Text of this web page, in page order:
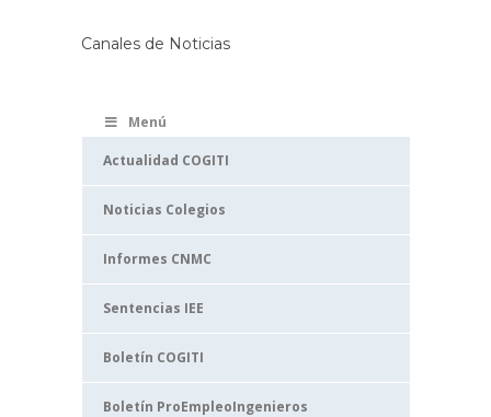
Canales de Noticias
Menú
Actualidad COGITI
Noticias Colegios
Informes CNMC
Sentencias IEE
Boletín COGITI
Boletín ProEmpleoIngenieros